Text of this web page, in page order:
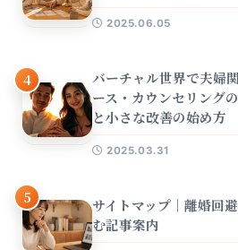
2025.06.05
4
バーチャル世界で夫婦
ース・カウンセリング
と小さな改善の始め方
2025.03.31
5
サイトマップ｜離婚回
む記事案内